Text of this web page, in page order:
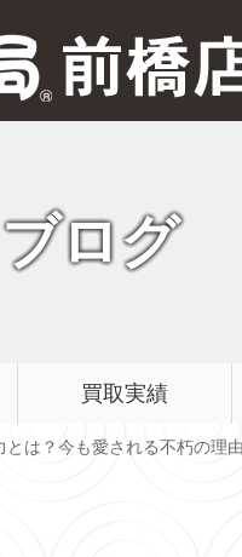
橋店
ログ
買取実績
は？今も愛される不朽の理